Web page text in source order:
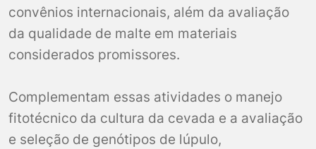
convênios internacionais, além da avaliação
da qualidade de malte em materiais
considerados promissores.
Complementam essas atividades o manejo
fitotécnico da cultura da cevada e a avaliação
e seleção de genótipos de lúpulo,